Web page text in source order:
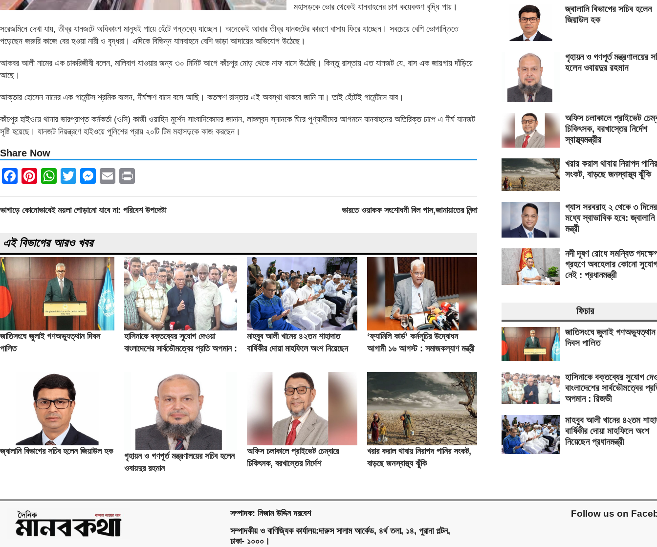
মহাসড়কে ভোর থেকেই যানবাহনের চাপ কয়েকগুণ বৃদ্ধি পায়।
সরেজমিনে দেখা যায়, তীব্র যানজটে অধিকাংশ মানুষই পায়ে হেঁটে গন্তব্যে যাচ্ছেন। অনেকেই আবার তীব্র যানজটের কারণে বাসায় ফিরে যাচ্ছেন। সবচেয়ে বেশি ভোগান্তিতে
পড়েছেন জরুরি কাজে বের হওয়া নারী ও বৃদ্ধরা। এদিকে বিভিন্ন যানবাহনে বেশি ভাড়া আদায়ের অভিযোগ উঠেছে।
আকবর আলী নামের এক চাকরিজীবী বলেন, মালিবাগ যাওয়ার জন্য ৩০ মিনিট আগে কাঁচপুর মোড় থেকে নাফ বাসে উঠেছি। কিন্তু রাস্তায় এত যানজট যে, বাস এক জায়গায় দাঁড়িয়ে
আছে।
আক্তার হোসেন নামের এক গার্মেন্টস শ্রমিক বলেন, দীর্ঘক্ষণ বাসে বসে আছি। কতক্ষণ রাস্তার এই অবস্থা থাকবে জানি না। তাই হেঁটেই গার্মেন্টসে যাব।
কাঁচপুর হাইওয়ে থানার ভারপ্রাপ্ত কর্মকর্তা (ওসি) কাজী ওয়াহিদ মুর্শেদ সাংবাদিকেদের জানান, লাঙ্গলবন্দ স্নানকে ঘিরে পুণ্যার্থীদের আগমনে যানবাহনের অতিরিক্ত চাপে এ দীর্ঘ যানজট
সৃষ্টি হয়েছে। যানজট নিয়ন্ত্রণে হাইওয়ে পুলিশের প্রায় ২০টি টিম মহাসড়কে কাজ করছেন।
Share Now
Facebook
Pinterest
WhatsApp
TwitterMessenger
Email
navigation
ভাগাড়ে কোনোভাবেই ময়লা পোড়ানো যাবে না: পরিবেশ উপদেষ্টা ভারতে ওয়াকফ সংশোধনী বিল পাস,জামায়াতের নিন্দা
এই বিভাগের আরও খবর
জাতিসংঘে জুলাই গণঅভ্যুত্থান দিবস
পালিত
হাসিনাকে বক্তব্যের সুযোগ দেওয়া
বাংলাদেশের সার্বভৌমত্বের প্রতি অপমান :
মাহবুব আলী খানের ৪২তম শাহাদাত
বার্ষিকীর দোয়া মাহফিলে অংশ নিয়েছেন
‘ফ্যামিলি কার্ড’ কর্মসূচির উদ্বোধন
আগামী ১৬ আগস্ট : সমাজকল্যাণ মন্ত্রী
জ্বালানি বিভাগের সচিব হলেন জিয়াউল হক
গৃহায়ন ও গণপূর্ত মন্ত্রণালয়ের সচিব হলেন
ওবায়দুর রহমান
অফিস চলাকালে প্রাইভেট চেম্বারে
চিকিৎসক, বরখাস্তের নির্দেশ
খরার করাল থাবায় নিরাপদ পানির সংকট,
বাড়ছে জনস্বাস্থ্য ঝুঁকি
জ্বালানি বিভাগের সচিব হলেন
জিয়াউল হক
গৃহায়ন ও গণপূর্ত মন্ত্রণালয়ের
হলেন ওবায়দুর রহমান
অফিস চলাকালে প্রাইভেট
চিকিৎসক, বরখাস্তের নির্দেশ
স্বাস্থ্যমন্ত্রীর
খরার করাল থাবায় নিরাপদ পানির
সংকট, বাড়ছে জনস্বাস্থ্য ঝুঁকি
গ্যাস সরবরাহ ২ থেকে ৩ দিনের
মধ্যে স্বাভাবিক হবে: জ্বালানি
মন্ত্রী
নদী দূষণ রোধে সমন্বিত
গ্রহণে অবহেলার কোনো সুযোগ
নেই : প্রধানমন্ত্রী
ফিচার
জাতিসংঘে জুলাই গণঅভ্যুত্থান
দিবস পালিত
হাসিনাকে বক্তব্যের সুযোগ
বাংলাদেশের সার্বভৌমত্বের
অপমান : রিজভী
মাহবুব আলী খানের ৪২তম
বার্ষিকীর দোয়া মাহফিলে অংশ
নিয়েছেন প্রধানমন্ত্রী
সম্পাদক: নিজাম উদ্দিন দরবেশ
সম্পাদকীয় ও বাণিজ্যিক কার্যালয়:দারুস সালাম আর্কেড, ৪র্থ তলা, ১৪, পুরানা পল্টন,
ঢাকা- ১০০০।
Follow us on